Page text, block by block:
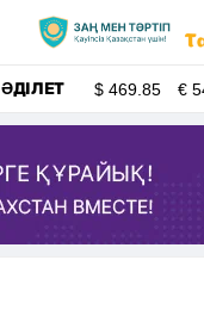
ӘДІЛЕТ $469.85 €